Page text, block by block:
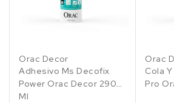
Orac Decor
Adhesivo Ms Decofix
Power Orac Decor 290
Ml
Orac
Cola
Pro